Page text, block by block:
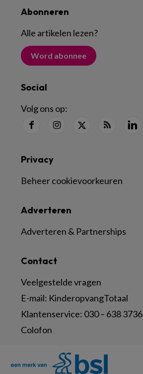
Abonneren
Alle artikelen lezen?
Word abonnee
Social
Volg ons op:
Contact
Veelgestelde vragen
E-mail: KinderopvangTotaal
Klantenservice: 030 – 638 3736
Colofon
Adverteren
Adverteren & Partnerships
Privacy
Beheer cookievoorkeuren